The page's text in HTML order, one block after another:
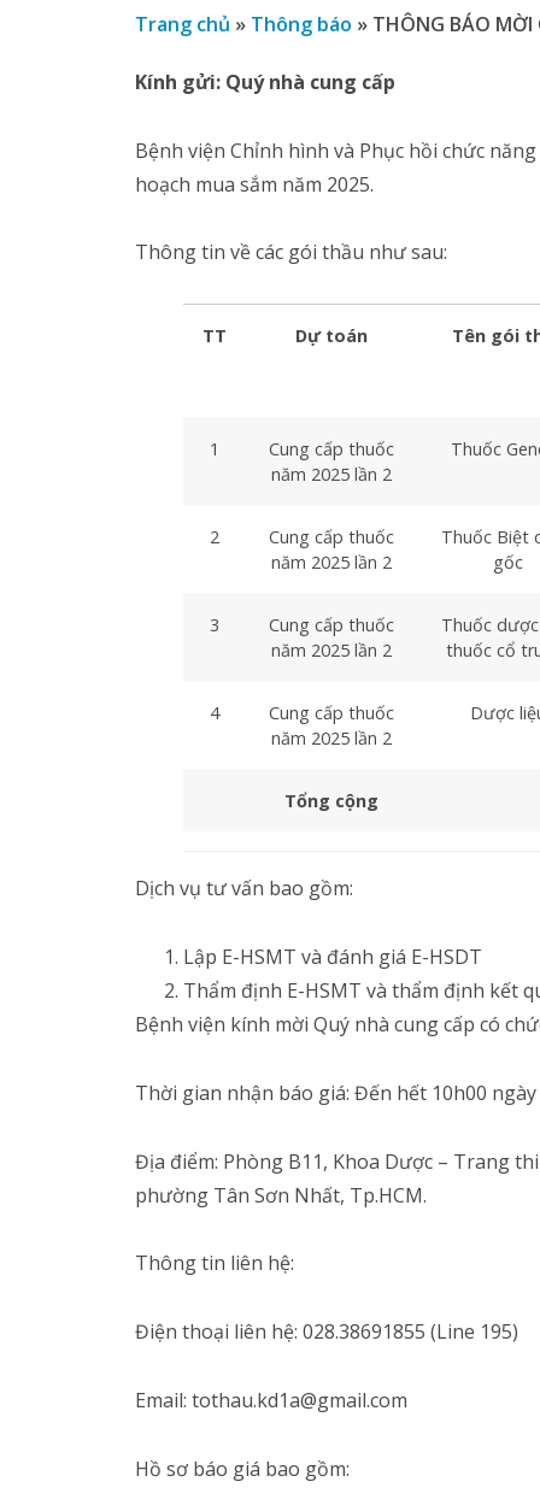
Trang chủ » Thông báo » THÔNG BÁO MỜI
Kính gửi: Quý nhà cung cấp
Bệnh viện Chỉnh hình và Phục hồi chức
hoạch mua sắm năm 2025.
Thông tin về các gói thầu như sau:
TT Dự toán Tên gói
1
Cung cấp thuốc
năm 2025 lần 2
Thuốc
2
Cung cấp thuốc
năm 2025 lần 2
Thuốc Biệt
gốc
3
Cung cấp thuốc
năm 2025 lần 2
Thuốc
thuốc cổ
4
Cung cấp thuốc
năm 2025 lần 2
Dược
Tổng cộng
Dịch vụ tư vấn bao gồm:
Lập E-HSMT và đánh giá E-HSDT
Thẩm định E-HSMT và thẩm định kết
Bệnh viện kính mời Quý nhà cung cấp có
Thời gian nhận báo giá: Đến hết 10h00 ngày
Địa điểm: Phòng B11, Khoa Dược – Trang
phường Tân Sơn Nhất, Tp.HCM.
Thông tin liên hệ:
Điện thoại liên hệ: 028.38691855 (Line 195)
Email: tothau.kd1a@gmail.com
Hồ sơ báo giá bao gồm: